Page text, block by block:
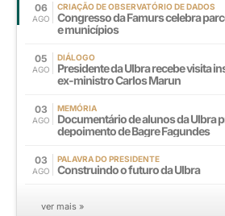
06
AGO
CRIAÇÃO DE OBSERVATÓRIO DE DADOS
Congresso da Famurs celebra
e municípios
05
AGO
DIÁLOGO
Presidente da Ulbra recebe visita
ex-ministro Carlos Marun
03
AGO
MEMÓRIA
Documentário de alunos da Ulbra
depoimento de Bagre Fagundes
03
AGO
PALAVRA DO PRESIDENTE
Construindo o futuro da Ulbra
ver mais »